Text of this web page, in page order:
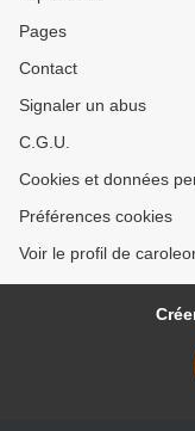
Pages
Contact
Signaler un abus
C.G.U.
Cookies et données
Préférences cookies
Voir le profil de